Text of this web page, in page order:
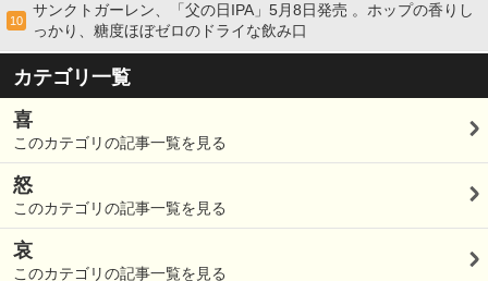
10
サンクトガーレン、「父の日IPA」5月8日発売 。ホップの香りし
っかり、糖度ほぼゼロのドライな飲み口
カテゴリ一覧
喜
このカテゴリの記事一覧を見る
怒
このカテゴリの記事一覧を見る
哀
このカテゴリの記事一覧を見る